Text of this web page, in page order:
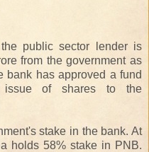
public sector lender is
from the government as
bank has approved a fund
issue of shares to the
stake in the bank. At
holds 58% stake in PNB.